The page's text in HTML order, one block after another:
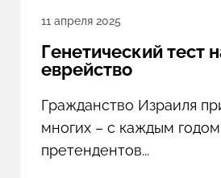
11 апреля 2025
Генетический тест
еврейство
Гражданство Израиля
многих – с каждым
претендентов...